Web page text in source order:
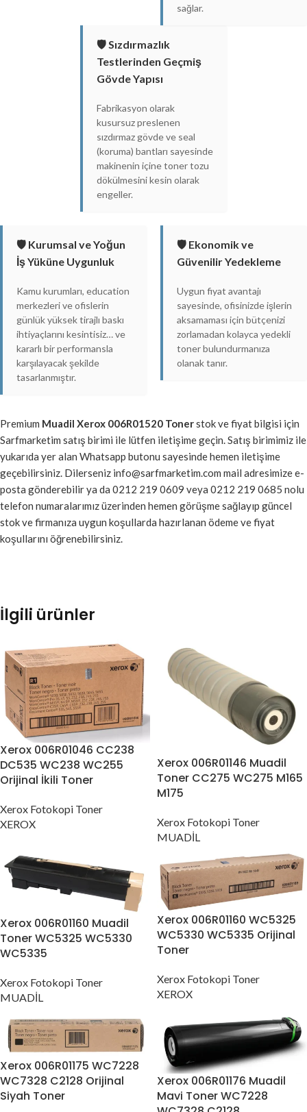
sağlar.
🛡️ Sızdırmazlık
Testlerinden Geçmiş
Gövde Yapısı
Fabrikasyon olarak
kusursuz preslenen
sızdırmaz gövde ve seal
(koruma) bantları sayesinde
makinenin içine toner tozu
dökülmesini kesin olarak
engeller.
🛡️ Kurumsal ve Yoğun
İş Yüküne Uygunluk
Kamu kurumları, education
merkezleri ve ofislerin
günlük yüksek tirajlı baskı
ihtiyaçlarını kesintisiz… ve
kararlı bir performansla
karşılayacak şekilde
tasarlanmıştır.
🛡️ Ekonomik ve
Güvenilir Yedekleme
Uygun fiyat avantajı
sayesinde, ofisinizde işlerin
aksamaması için bütçenizi
zorlamadan kolayca yedekli
toner bulundurmanıza
olanak tanır.
Premium Muadil Xerox 006R01520 Tonerstok ve fiyat bilgisi için
Sarfmarketim satış birimi ile lütfen iletişime geçin. Satış birimimiz ile
yukarıda yer alan Whatsapp butonu sayesinde hemen iletişime
geçebilirsiniz. Dilerseniz info@sarfmarketim.com mail adresimize e-
posta gönderebilir ya da 0212 219 0609 veya 0212 219 0685 nolu
telefon numaralarımız üzerinden hemen görüşme sağlayıp güncel
stok ve firmanıza uygun koşullarda hazırlanan ödeme ve fiyat
koşullarını öğrenebilirsiniz.
İlgili ürünler
Xerox 006R01046 CC238
DC535 WC238 WC255
Orijinal İkili Toner
Xerox Fotokopi Toner
XEROX
Xerox 006R01146 Muadil
Toner CC275 WC275 M165
M175
Xerox Fotokopi Toner
MUADİL
Xerox 006R01160 Muadil
Toner WC5325 WC5330
WC5335
Xerox Fotokopi Toner
MUADİL
Xerox 006R01160 WC5325
WC5330 WC5335 Orijinal
Toner
Xerox Fotokopi Toner
XEROX
Xerox 006R01175 WC7228
WC7328 C2128 Orijinal
Siyah Toner
Xerox 006R01176 Muadil
Mavi Toner WC7228